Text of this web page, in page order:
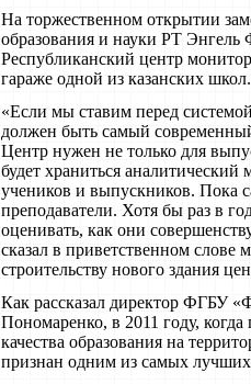
На торжественном открытии
образования и науки РТ Энгель
Республиканский центр
гараже одной из казанских школ.
«Если мы ставим перед
должен быть самый
Центр нужен не только для
будет храниться аналитический
учеников и выпускников. Пока
преподаватели. Хотя бы раз в
оценивать, как они
сказал в приветственном слове
строительству нового здания
Как рассказал директор ФГБУ
Пономаренко, в 2011 году,
качества образования на
признан одним из самых